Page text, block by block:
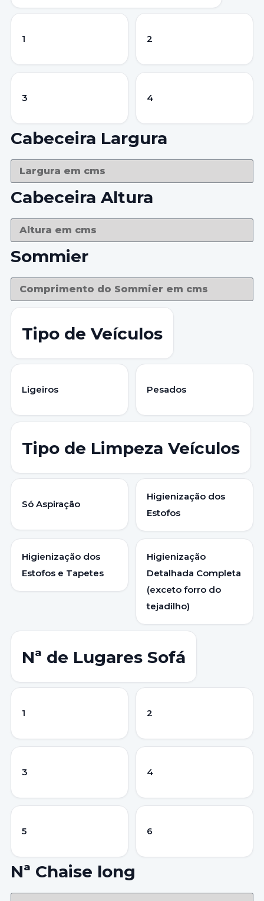
1 2
3 4
Cabeceira Largura
Cabeceira Altura
Sommier
Tipo de Veículos
Ligeiros Pesados
Tipo de Limpeza Veículos
Só Aspiração
Higienização dos
Estofos
Higienização dos
Estofos e Tapetes
Higienização
Detalhada Completa
(exceto forro do
tejadilho)
Nª de Lugares Sofá
1 2
3 4
5 6
Nª Chaise long